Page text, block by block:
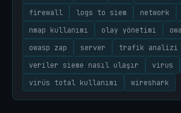
firewall
logs to siem network
nmap kullanımı
olay yönetimi
owasp zap
server
trafik analizi
veriler sieme nasıl ulaşır
virus
virüs total kullanımı
wireshark